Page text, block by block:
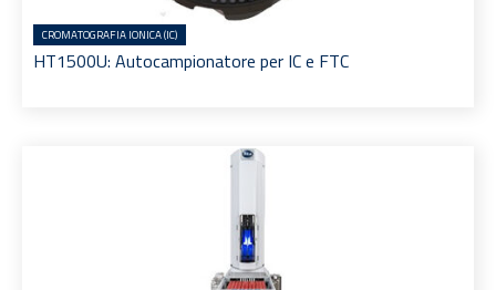
CROMATOGRAFIA IONICA (IC)
HT1500U: Autocampionatore per IC e FTC